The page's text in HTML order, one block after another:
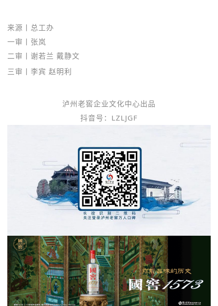
来源丨总工办
一审丨张岚
二审丨谢若兰 戴静文
三审丨李宾 赵明利
泸州老窖企业文化中心出品
抖音号：LZLJGF